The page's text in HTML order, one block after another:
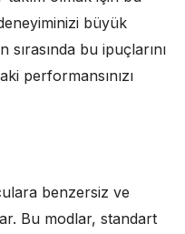
büyük
bu ipuçlarını
performansınızı
benzersiz ve
Bu modlar, standart